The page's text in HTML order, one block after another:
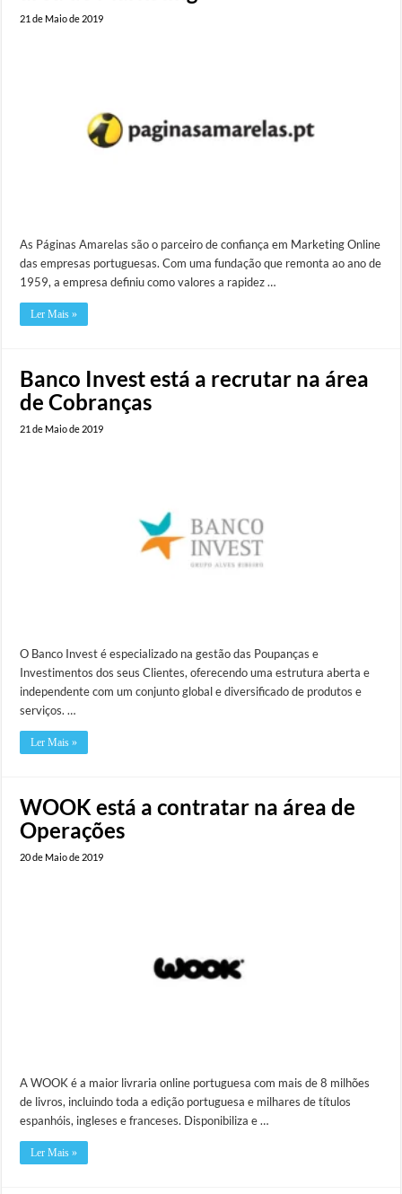
21 de Maio de 2019
As Páginas Amarelas são o parceiro de confiança em Marketing Online
das empresas portuguesas. Com uma fundação que remonta ao ano de
1959, a empresa definiu como valores a rapidez …
Ler Mais »
Banco Invest está a recrutar na área
de Cobranças
21 de Maio de 2019
O Banco Invest é especializado na gestão das Poupanças e
Investimentos dos seus Clientes, oferecendo uma estrutura aberta e
independente com um conjunto global e diversificado de produtos e
serviços. …
Ler Mais »
WOOK está a contratar na área de
Operações
20 de Maio de 2019
A WOOK é a maior livraria online portuguesa com mais de 8 milhões
de livros, incluindo toda a edição portuguesa e milhares de títulos
espanhóis, ingleses e franceses. Disponibiliza e …
Ler Mais »